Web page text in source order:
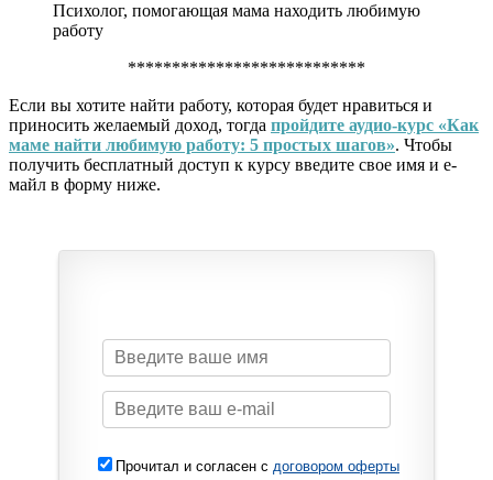
Психолог, помогающая мама находить любимую
работу
***************************
Если вы хотите найти работу, которая будет нравиться и
приносить желаемый доход, тогда пройдите аудио-курс «Как
маме найти любимую работу: 5 простых шагов». Чтобы
получить бесплатный доступ к курсу введите свое имя и е-
майл в форму ниже.
Прочитал и согласен с договором оферты